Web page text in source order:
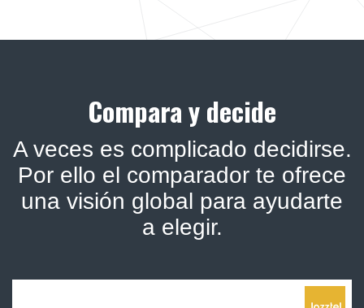
Compara y decide
A veces es complicado decidirse.
Por ello el comparador te ofrece
una visión global para ayudarte
a elegir.